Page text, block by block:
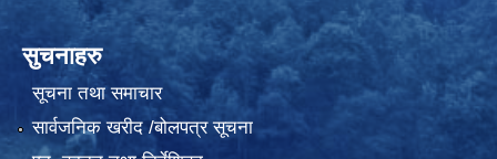
सुचनाहरु
सूचना तथा समाचार
सार्वजनिक खरीद /बोलपत्र सूचना